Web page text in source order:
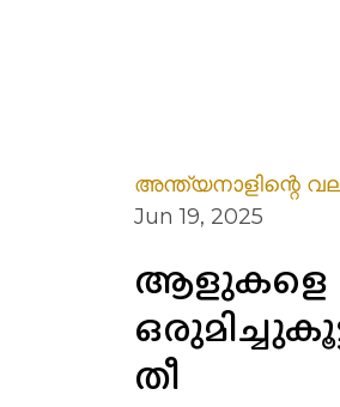
അന്ത്യനാളിന്റെ
Jun 19, 2025
ആളുകളെ
തീ